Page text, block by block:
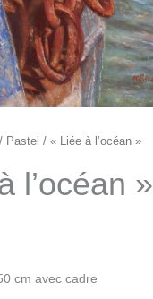
/ Pastel / « Liée à l’océan »
l’océan »
cm avec cadre